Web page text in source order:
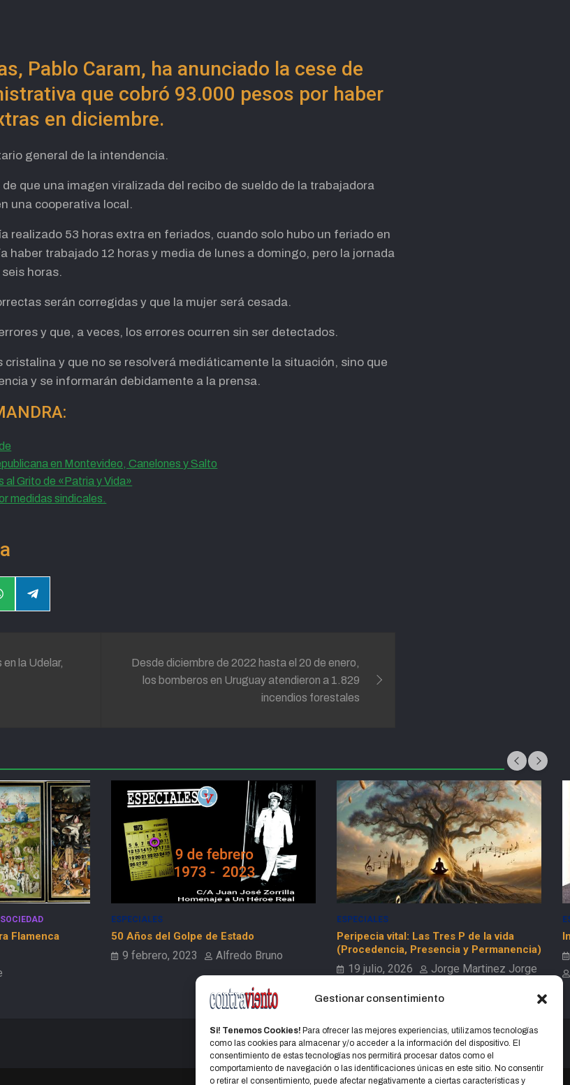
Gestionar consentimiento
Si! Tenemos Cookies! Para ofrecer las mejores experiencias, utilizamos tecnologías
como las cookies para almacenar y/o acceder a la información del dispositivo. El
consentimiento de estas tecnologías nos permitirá procesar datos como el
comportamiento de navegación o las identificaciones únicas en este sitio. No consentir
o retirar el consentimiento, puede afectar negativamente a ciertas características y
Pablo Caram, ha anunciado la cese de
que cobró 93.000 pesos por haber
en diciembre.
general de la intendencia.
que una imagen viralizada del recibo de sueldo de la trabajadora
una cooperativa local.
realizado 53 horas extra en feriados, cuando solo hubo un feriado en
haber trabajado 12 horas y media de lunes a domingo, pero la jornada
horas.
serán corregidas y que la mujer será cesada.
y que, a veces, los errores ocurren sin ser detectados.
y que no se resolverá mediáticamente la situación, sino que
y se informarán debidamente a la prensa.
en Montevideo, Canelones y Salto
Grito de «Patria y Vida»
medidas sindicales.
Compartir
en
la Udelar,
Desde diciembre de 2022 hasta el 20 de enero,
los bomberos en Uruguay atendieron a 1.829
incendios forestales
ESPECIALES
Peripecia vital: Las Tres P de la vida
(Procedencia, Presencia y Permanencia)
ESPECIALES
In memorian: Hugo Fernández Faingold
22 mayo, 2025
Jorge Martinez Jorge